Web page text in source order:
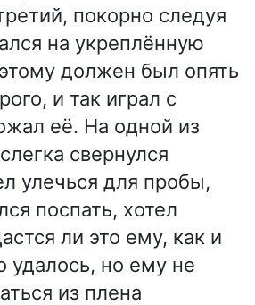
покорно следуя
на укреплённую
должен был опять
и так играл с
её. На одной из
свернулся
улечься для пробы,
поспать, хотел
ли это ему, как и
удалось, но ему не
из плена